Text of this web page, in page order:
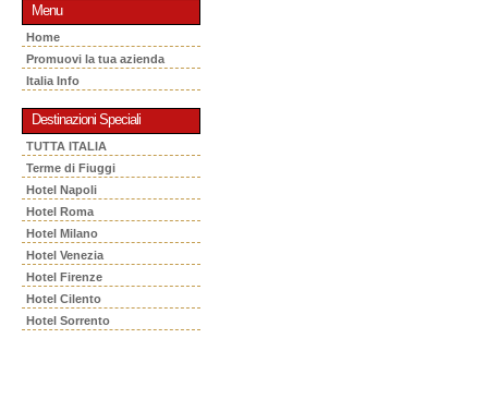
Menu
Home
Promuovi la tua azienda
Italia Info
Destinazioni Speciali
TUTTA ITALIA
Terme di Fiuggi
Hotel Napoli
Hotel Roma
Hotel Milano
Hotel Venezia
Hotel Firenze
Hotel Cilento
Hotel Sorrento